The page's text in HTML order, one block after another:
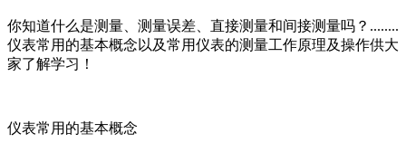
你知道什么是测量、测量误差、直接测量和间接测量吗？........
仪表常用的基本概念以及常用仪表的测量工作原理及操作供大
家了解学习！
仪表常用的基本概念